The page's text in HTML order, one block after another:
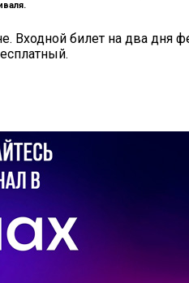
билет на два дня